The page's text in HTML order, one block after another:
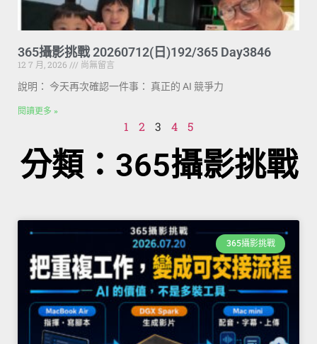
365攝影挑戰 20260712(日)192/365 Day3846
12 7 月, 2026
尚無留言
說明： 今天再次確認一件事： 真正的 AI 競爭力
閱讀更多 »
1 2 3 4 5
分類：365攝影挑戰
365攝影挑戰